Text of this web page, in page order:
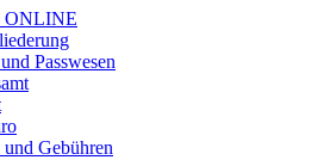
ONLINE
Passwesen
und Gebühren